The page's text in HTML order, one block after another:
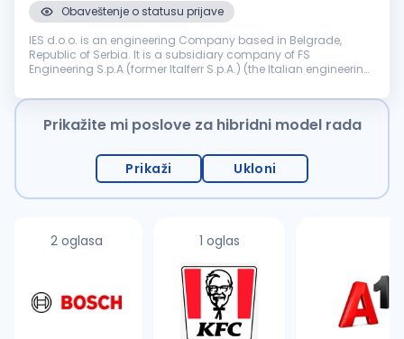
Obaveštenje o statusu prijave
IES d.o.o. is an engineering Company based in Belgrade,
Republic of Serbia. It is a subsidiary company of FS
Engineering S.p.A (former Italferr S.p.A.) (the Italian engineering
Group). Company IES ...
Prikažite mi poslove za hibridni model rada
Prikaži Ukloni
2 oglasa 1 oglas